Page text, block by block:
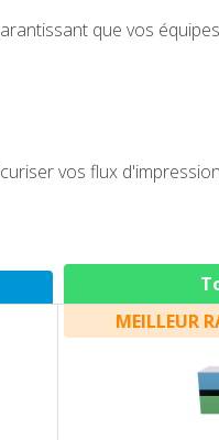
que vos
vos flux
MEILLEUR